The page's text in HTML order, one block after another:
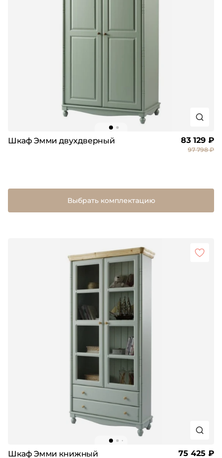
Шкаф Эмми двухдверный 83 129 ₽
97 798 ₽
Выбрать комплектацию
Шкаф Эмми книжный 75 425 ₽